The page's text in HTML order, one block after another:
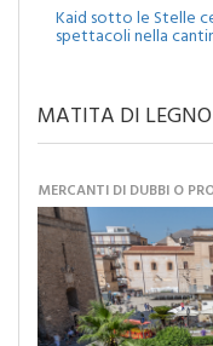
Eventi
Kaid sotto le Stelle
MATITA DI LEGNO
MERCANTI DI DUBBI O